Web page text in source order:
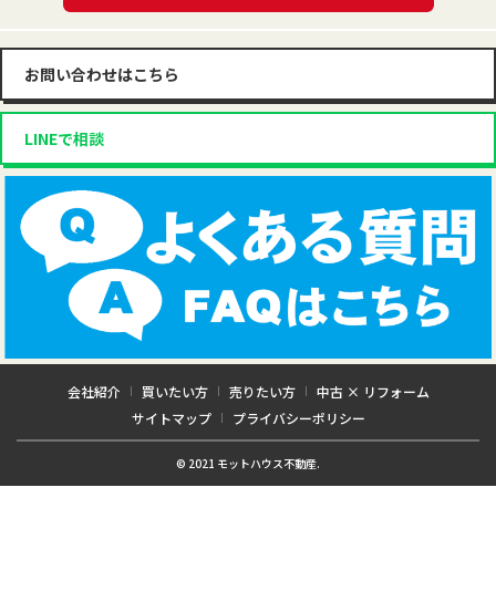
お問い合わせはこちら
LINEで相談
会社紹介 買いたい方 売りたい方
中古 × リフォーム
サイトマップ
プライバシーポリシー
© 2021 モットハウス不動産.